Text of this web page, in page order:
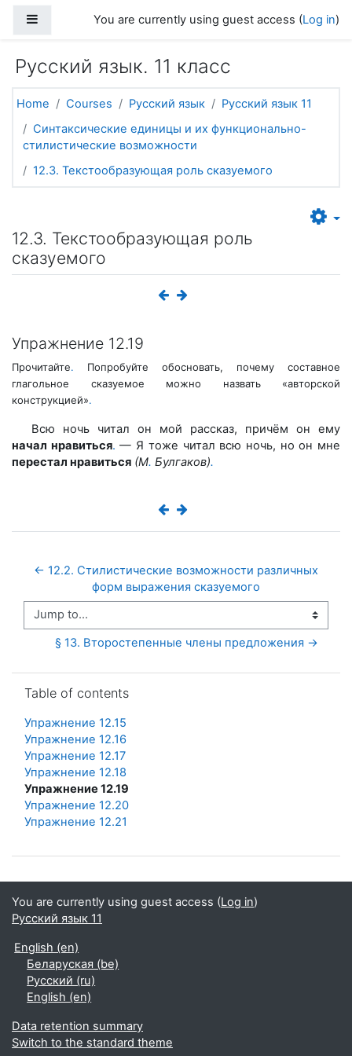
Side panelYou are currently using guest access (Log in)
Русский язык. 11 класс
Home Courses Русский язык
Русский язык 11
Синтаксические единицы и их функционально-
стилистические возможности
12.3. Текстообразующая роль сказуемого
12.3. Текстообразующая роль
сказуемого
Упражнение 12.19
Прочитайте. Попробуйте обосновать, почему составное
глагольное сказуемое можно назвать «авторской
конструкцией».
Всю ночь читал он мой рассказ, причём он ему
начал нравиться. — Я тоже читал всю ночь, но он мне
перестал нравиться (М. Булгаков).
← 12.2. Стилистические возможности различных
форм выражения сказуемого
Jump to...
§ 13. Второстепенные члены предложения →
Table of contents
Упражнение 12.15
Упражнение 12.16
Упражнение 12.17
Упражнение 12.18
Упражнение 12.19
Упражнение 12.20
Упражнение 12.21
You are currently using guest access (Log in)
Русский язык 11
English ‎(en)‎
Беларуская ‎(be)‎
Русский ‎(ru)‎
English ‎(en)‎
Data retention summary
Switch to the standard theme